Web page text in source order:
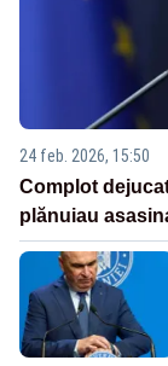
24 feb. 2026, 15:50
Complot
plănuiau